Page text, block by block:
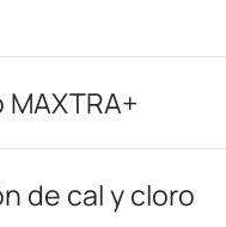
de cal y cloro